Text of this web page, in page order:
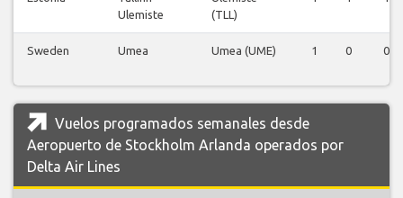
Ulemiste
(TLL)
Sweden Umea Umea (UME) 1 0 0
Vuelos programados semanales desde
Aeropuerto de Stockholm Arlanda operados por
Delta Air Lines